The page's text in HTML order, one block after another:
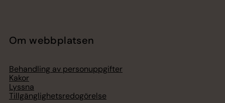
Om webbplatsen
Behandling av personuppgifter
Kakor
Lyssna
Tillgänglighetsredogörelse